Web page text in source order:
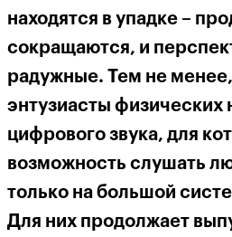
находятся в упадке –
сокращаются, и
радужные. Тем не
энтузиасты физических
цифрового звука, для
возможность слушать
только на большой
Для них продолжает